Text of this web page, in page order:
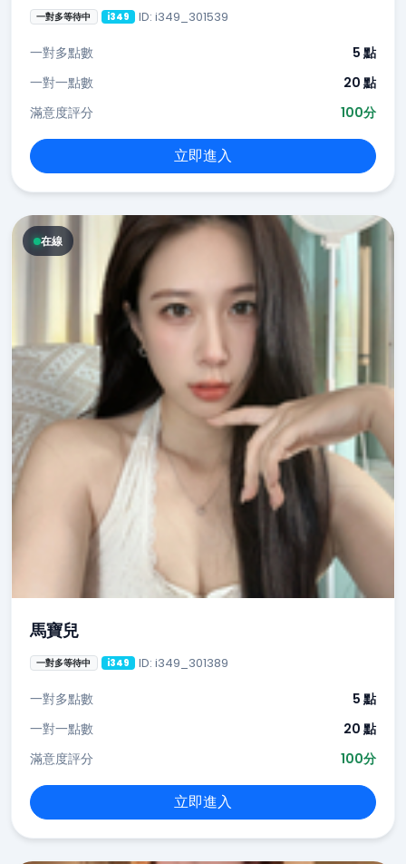
一對多等待中 i349 ID: i349_301539
一對多點數
5 點
一對一點數
20 點
滿意度評分
100分
立即進入
在線
馬寶兒
一對多等待中 i349 ID: i349_301389
一對多點數
5 點
一對一點數
20 點
滿意度評分
100分
立即進入